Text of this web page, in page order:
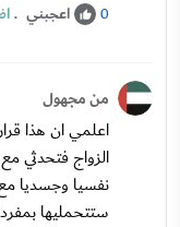
0 اعجبني .
من مجهول
اعلمي ان هذا
الزواج فتحدثي
نفسيا وجسديا
ستتحمليها